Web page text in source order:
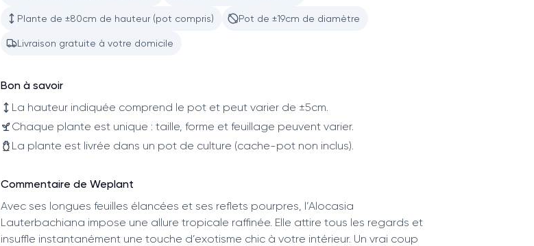
Plante de ±80cm de hauteur (pot compris) Pot de ±19cm de diamètre
Livraison gratuite à votre domicile
Bon à savoir
La hauteur indiquée comprend le pot et peut varier de ±5cm.
Chaque plante est unique : taille, forme et feuillage peuvent varier.
La plante est livrée dans un pot de culture (cache-pot non inclus).
Commentaire de Weplant
Avec ses longues feuilles élancées et ses reflets pourpres, l’Alocasia
Lauterbachiana impose une allure tropicale raffinée. Elle attire tous les regards et
insuffle instantanément une touche d’exotisme chic à votre intérieur. Un vrai coup